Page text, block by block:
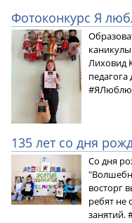
Фотоконкурс Я
Лиховид
135 лет со дня
Со дня
восторг
ребят не
занятий.